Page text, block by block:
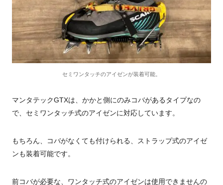
セミワンタッチのアイゼンが装着可能。
マンタテックGTXは、かかと側にのみコバがあるタイプなの
で、セミワンタッチ式のアイゼンに対応しています。
もちろん、コバがなくても付けられる、ストラップ式のアイゼ
ンも装着可能です。
前コバが必要な、ワンタッチ式のアイゼンは使用できませんの